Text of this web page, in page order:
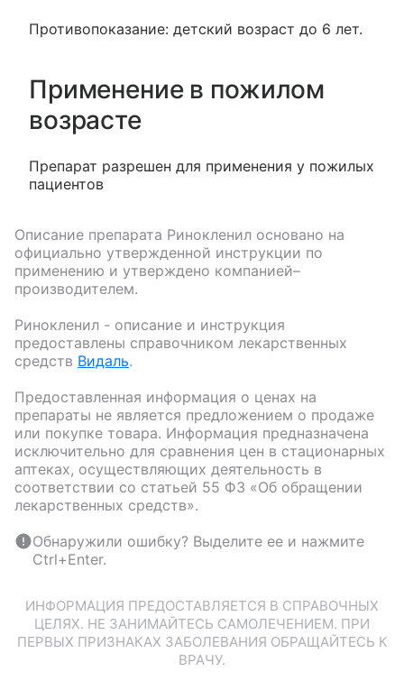
Противопоказание: детский возраст до 6 лет.
Применение в пожилом
возрасте
Препарат разрешен для применения у пожилых
пациентов
Описание препарата Ринокленил основано на
официально утвержденной инструкции по
применению и утверждено компанией–
производителем.
Ринокленил - описание и инструкция
предоставлены справочником лекарственных
средств Видаль.
Предоставленная информация о ценах на
препараты не является предложением о продаже
или покупке товара. Информация предназначена
исключительно для сравнения цен в стационарных
аптеках, осуществляющих деятельность в
соответствии со статьей 55 ФЗ «Об обращении
лекарственных средств».
Обнаружили ошибку? Выделите ее и нажмите
Ctrl+Enter.
ИНФОРМАЦИЯ ПРЕДОСТАВЛЯЕТСЯ В СПРАВОЧНЫХ
ЦЕЛЯХ. НЕ ЗАНИМАЙТЕСЬ САМОЛЕЧЕНИЕМ. ПРИ
ПЕРВЫХ ПРИЗНАКАХ ЗАБОЛЕВАНИЯ ОБРАЩАЙТЕСЬ К
ВРАЧУ.